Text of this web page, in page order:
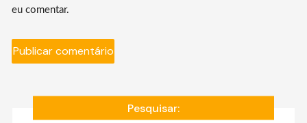
eu comentar.
Pesquisar: